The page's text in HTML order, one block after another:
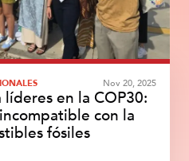
Nov 20, 2025
en la COP30:
con la
fósiles